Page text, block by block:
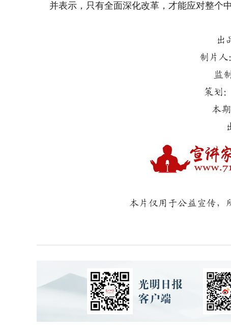
并表示，只有全面深化改革，才能应对整个
出
制片
监
策划
本
本片仅用于公益宣传，